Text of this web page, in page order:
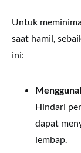
Untuk
saat hamil,
ini:
Hindari
dapat